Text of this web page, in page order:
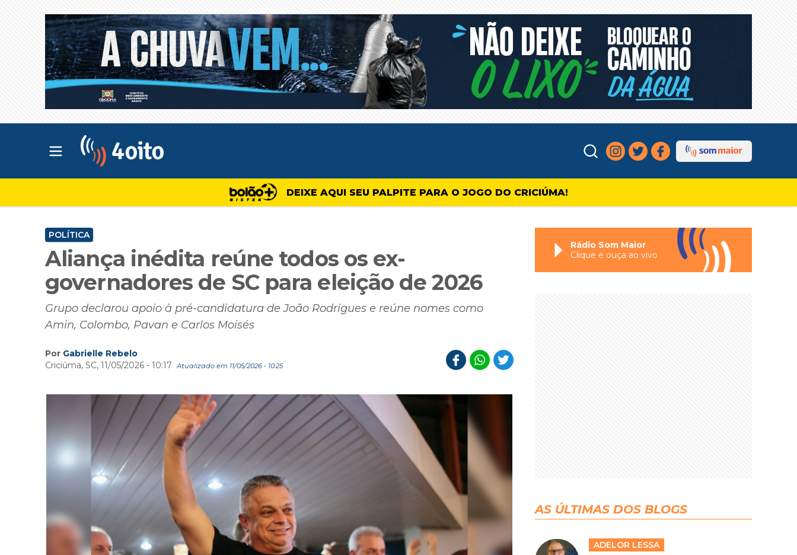
Abrir menu principal
DEIXE AQUI SEU PALPITE PARA O JOGO DO CRICIÚMA!
POLÍTICA
Aliança inédita reúne todos os ex-
governadores de SC para eleição de 2026
Grupo declarou apoio à pré-candidatura de João Rodrigues e reúne nomes como
Amin, Colombo, Pavan e Carlos Moisés
Por Gabrielle Rebelo
Criciúma, SC, 11/05/2026 - 10:17
Atualizado em 11/05/2026 - 10:25
Rádio Som Maior
Clique e ouça ao vivo
AS ÚLTIMAS DOS BLOGS
ADELOR LESSA